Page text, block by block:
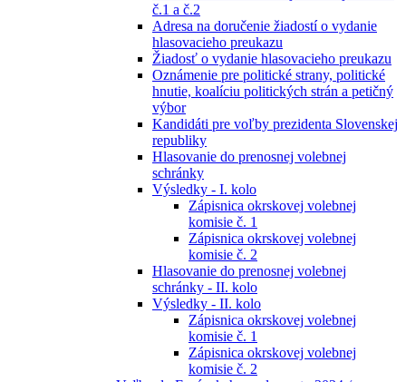
č.1 a č.2
Adresa na doručenie žiadostí o vydanie
hlasovacieho preukazu
Žiadosť o vydanie hlasovacieho preukazu
Oznámenie pre politické strany, politické
hnutie, koalíciu politických strán a petičný
výbor
Kandidáti pre voľby prezidenta Slovenskej
republiky
Hlasovanie do prenosnej volebnej
schránky
Výsledky - I. kolo
Zápisnica okrskovej volebnej
komisie č. 1
Zápisnica okrskovej volebnej
komisie č. 2
Hlasovanie do prenosnej volebnej
schránky - II. kolo
Výsledky - II. kolo
Zápisnica okrskovej volebnej
komisie č. 1
Zápisnica okrskovej volebnej
komisie č. 2